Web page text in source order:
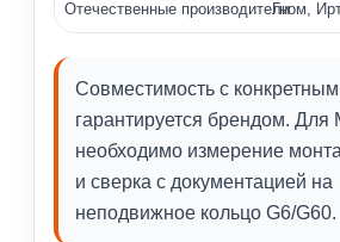
Отечественные производителиГном,
Совместимость с
гарантируется брендом. Для
необходимо измерение
и сверка с документацией на
неподвижное кольцо G6/G60.